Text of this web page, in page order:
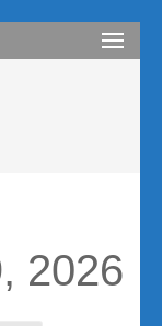
2026